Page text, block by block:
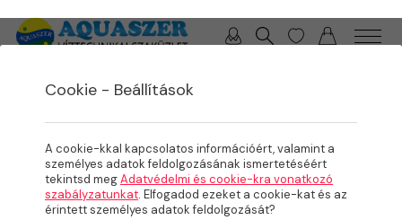
Cookie - Beállítások
A cookie-kkal kapcsolatos információért, valamint a
személyes adatok feldolgozásának ismertetéséért
tekintsd megAdatvédelmi és cookie-kra vonatkozó
szabályzatunkat. Elfogadod ezeket a cookie-kat és az
érintett személyes adatok feldolgozását?